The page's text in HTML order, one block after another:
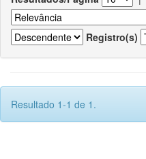
Registro(s)
Resultado 1-1 de 1.